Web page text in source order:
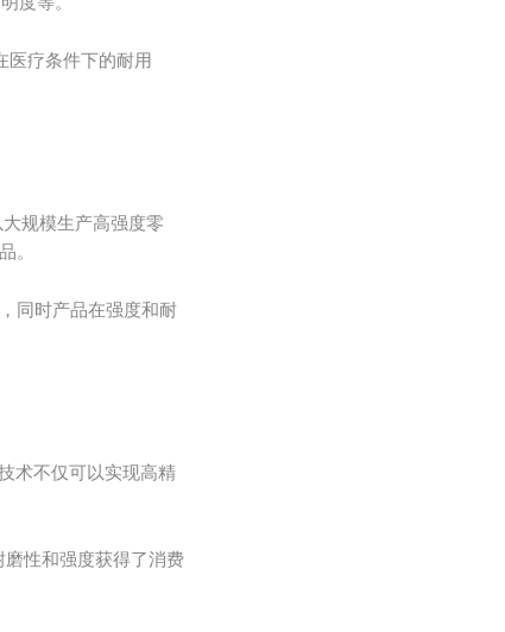
医疗条件下的耐用
规模生产高强度零
。
同时产品在强度和耐
术不仅可以实现高精
性和强度获得了消费